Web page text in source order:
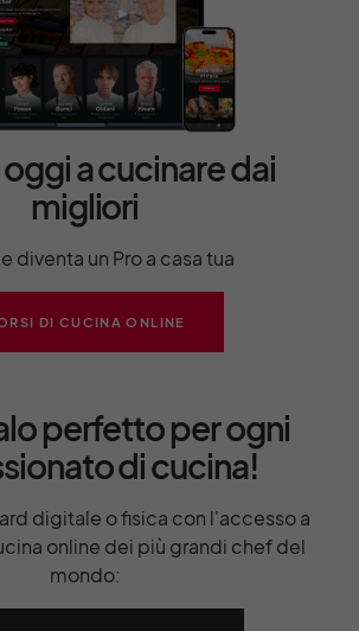
a cucinare dai
migliori
diventa un Pro a casa tua
DI CUCINA ONLINE
perfetto per ogni
di cucina!
digitale o fisica con l'accesso a
online dei più grandi chef del
mondo: